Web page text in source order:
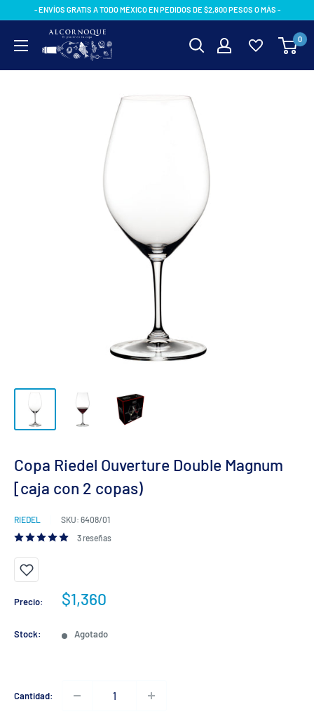
- ENVÍOS GRATIS A TODO MÉXICO EN PEDIDOS DE $2,800 PESOS O MÁS -
AlcornoqueMX 0
Copa Riedel Ouverture Double Magnum
[caja con 2 copas)
RIEDEL SKU: 6408/01
3 reseñas
Precio:
Precio
venta
$1,360
Stock: Agotado
Cantidad: